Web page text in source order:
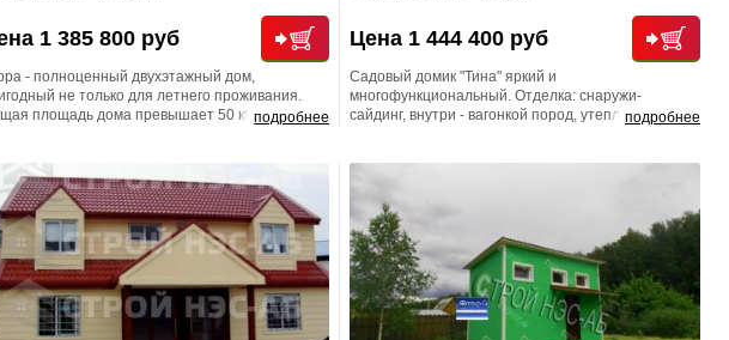
1 385 800 руб
подробнее
- полноценный двухэтажный дом,
не только для летнего проживания.
площадь дома превышает 50 квадратных
для всей семьи или оборудовать детский
Пространство веранды защищено даже от
дождя.
Цена 1 444 400 руб
подробнее
Садовый домик "Тина" яркий и
многофункциональный. Отделка: снаружи-
сайдинг, внутри - вагонкой пород, утеплен мин